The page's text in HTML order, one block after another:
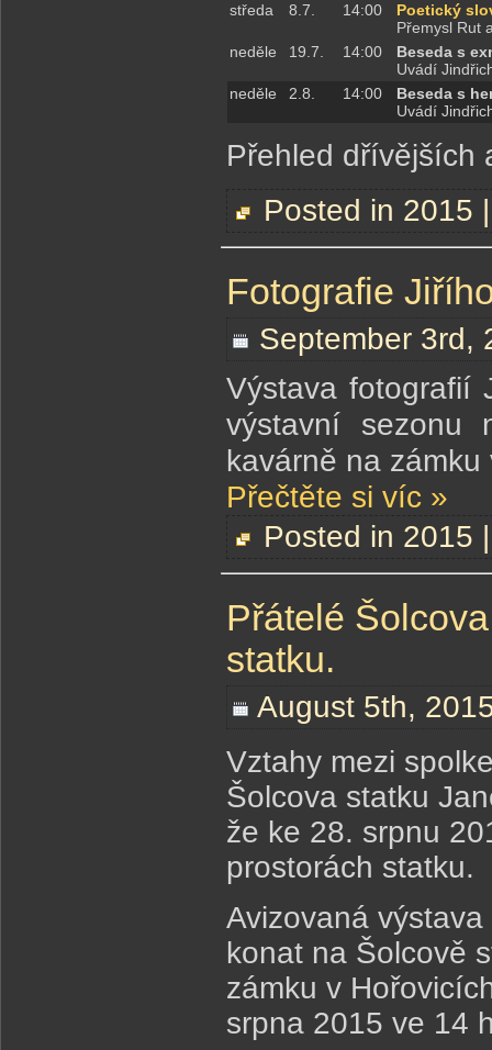
středa
8.7. 14:00
Poetický
Přemysl Rut
neděle
19.7. 14:00
Beseda s
Uvádí
neděle
2.8. 14:00
Beseda s
Uvádí
Přehled dřívějších
Posted in 2015
Fotografie
September 3rd,
Výstava fotografií
výstavní sezonu
kavárně na
Přečtěte si víc »
Posted in 2015
Přátelé
statku.
August 5th,
Vztahy mezi
Šolcova statku
že ke 28. srpnu
prostorách statku.
Avizovaná
konat na Šolcově
zámku v
srpna 2015 ve 14